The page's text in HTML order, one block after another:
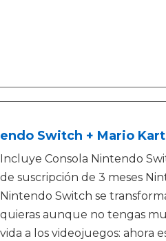
Switch + Mario
Incluye Consola Nintendo
de suscripción de 3 meses
Nintendo Switch se
quieras aunque no tengas
vida a los videojuegos: ahora